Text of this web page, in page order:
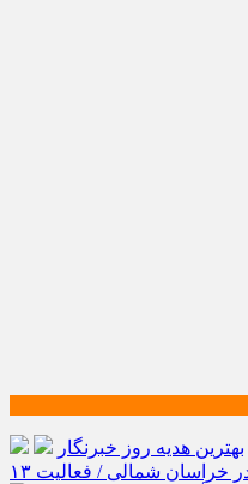
بهترین هدیه روز خبرنگار
رشد ۲۱ درصدی صدور مجوز رسانه‌ها در خراسان شمالی / فعالیت ۱۳